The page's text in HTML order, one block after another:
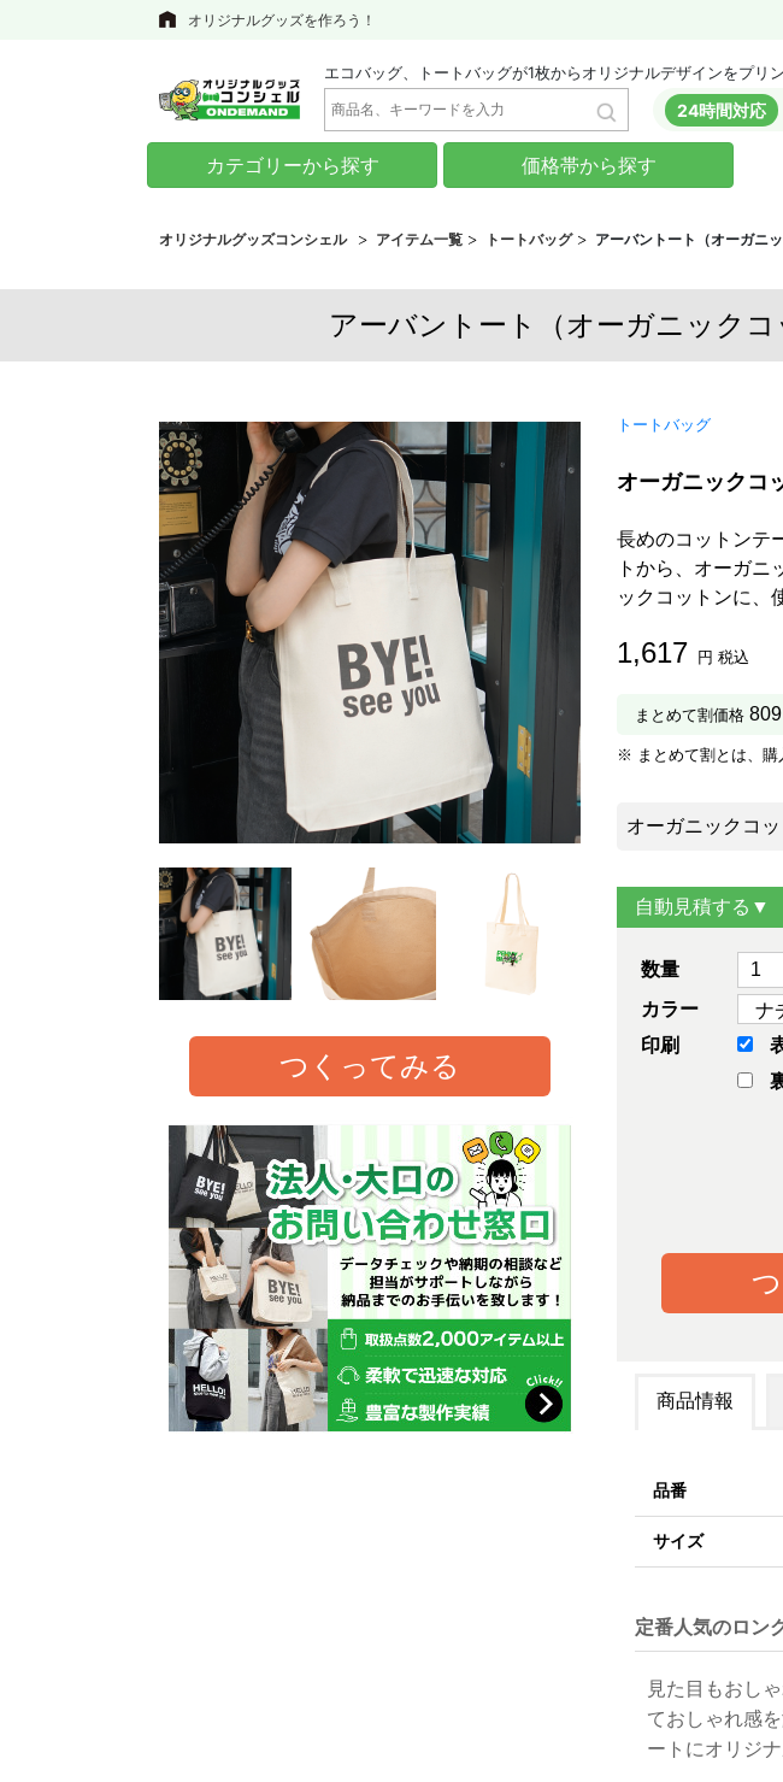
オリジナルグッズを作ろう！
エコバッグ、トートバッグが1枚からオリジナルデザインをプリ
24時間対応
カテゴリーから探す 価格帯から探す
オリジナルグッズコンシェル アイテム一覧 トートバッグ アーバントート（オーガニッ
アーバントート（オーガニック
つくってみる
トートバッグ
オーガニックコ
長めのコットンテ
トから、オーガ
ックコットンに、
1,617 円 税込
まとめて割価格 809
※ まとめて割とは、購
オーガニックコ
自動見積する▼
数量
カラー
印刷
商品情報
品番
サイズ
定番人気のロン
見た目もおし
ておしゃれ感
ートにオリジ